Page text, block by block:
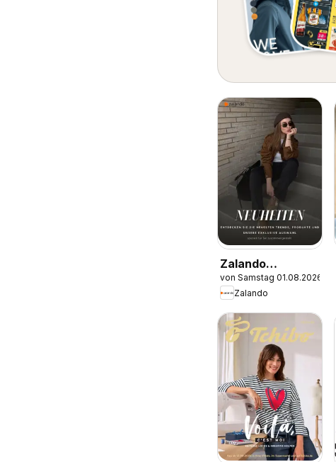
Zalando
Prospekt
von Samstag 01.08.2026
Zalando